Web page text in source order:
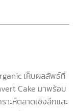
เห็นผลลัพธ์ที่
Cake มาพร้อม
ะห์ตลาดเชิงลึกและ